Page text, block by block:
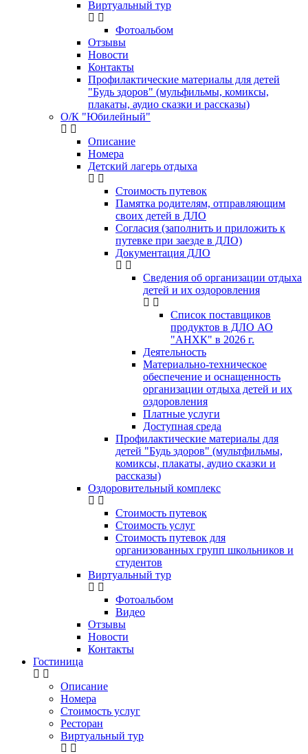
Виртуальный тур
Фотоальбом
Отзывы
Новости
Контакты
Профилактические материалы для детей
"Будь здоров" (мульфильмы, комиксы,
плакаты, аудио сказки и рассказы)
О/К "Юбилейный"
Описание
Номера
Детский лагерь отдыха
Стоимость путевок
Памятка родителям, отправляющим
своих детей в ДЛО
Согласия (заполнить и приложить к
путевке при заезде в ДЛО)
Документация ДЛО
Сведения об организации отдыха
детей и их оздоровления
Список поставщиков
продуктов в ДЛО АО
"АНХК" в 2026 г.
Деятельность
Материально-техническое
обеспечение и оснащенность
организации отдыха детей и их
оздоровления
Платные услуги
Доступная среда
Профилактические материалы для
детей "Будь здоров" (мультфильмы,
комиксы, плакаты, аудио сказки и
рассказы)
Оздоровительный комплекс
Стоимость путевок
Стоимость услуг
Стоимость путевок для
организованных групп школьников и
студентов
Виртуальный тур
Фотоальбом
Видео
Отзывы
Новости
Контакты
Гостиница
Описание
Номера
Стоимость услуг
Ресторан
Виртуальный тур